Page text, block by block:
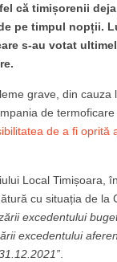
că timișorenii
pe timpul nopții.
s-au votat
grave, din cauza
de
de a fi oprită
Local Timișoara,
cu situația de la
excedentului
excedentului